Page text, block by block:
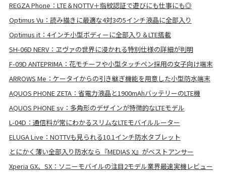
REGZA Phone：LTE＆NOTTV＋指紋認証で遊びにも仕事にも◎
Optimus Vu：読み描きに最適な4対3の5インチ液晶に全部入り
Optimus it：4インチ小型ボディーに全部入り＆LTE搭載
SH-06D NERV：ヱヴァの世界に浸かれる特別仕様の詳細が判明
F-09D ANTEPRIMA：花モチーフや小型タッチペン採用の女子向け端末
ARROWS Me：ケータイからの引き継ぎ機能を用意した小型防水端末
AQUOS PHONE ZETA：省電力液晶と1900mAhバッテリーのLTE機
AQUOS PHONE sv：多角形のデザインが特徴的なLTEモデル
L-04D：通信料が常にわかるスリムなLTEモバイルルーター
ELUGA Live：NOTTVも見られる10.1インチ防水タブレット
とにかく薄い全部入り防水なら『MEDIAS X』がベストアンサー
Xperia GX、SX：ソニーモバイルの注目2モデル業界最速実機レビュー